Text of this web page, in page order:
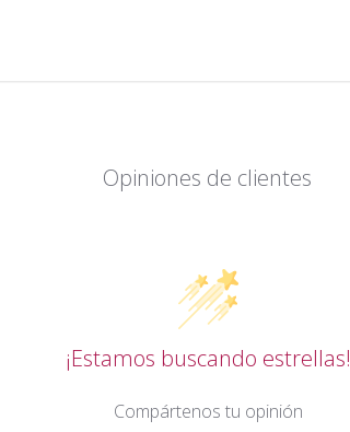
Opiniones de clientes
¡Estamos buscando estrellas!
Compártenos tu opinión